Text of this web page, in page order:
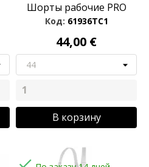
Шорты рабочие PRO
Код: 61936TC1
44,00 €
В корзину
